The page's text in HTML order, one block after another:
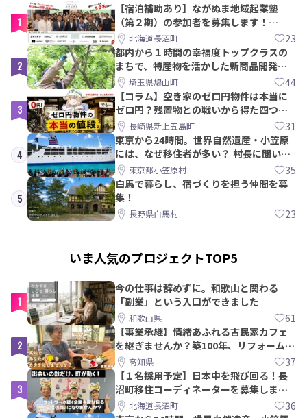
1
【宿泊補助あり】ながぬま地域起業塾
（第２期）の参加者を募集します！
【8/21〆】
北海道長沼町 23
2
都内から１時間の幸福度トップクラスの
まちで、特産物を活かした新商品開発＆
PRメンバー募集！
埼玉県鳩山町 44
3
【コラム】空き家のゼロ円物件は本当に
ゼロ円？残置物との戦いから得た四つの
教訓｜新上五島町
長崎県新上五島町 31
4
東京から24時間。世界自然遺産・小笠原
には、なぜ移住者が多い？ 村長に聞いて
みた東京都小笠原村 35
5
白馬で暮らし、宿づくりを担う仲間を募
集！
長野県白馬村 23
いま人気のプロジェクトTOP5
1
今の仕事は辞めずに。和歌山と関わる
「副業」という入口ができました
和歌山県 61
2
【事業承継】情緒あふれる古民家カフェ
を継ぎませんか？築100年、リフォームか
ら約10年！
高知県 37
3
【１名採用予定】日本中を飛び回る！長
沼町移住コーディネーターを募集しま
す！北海道長沼町 36